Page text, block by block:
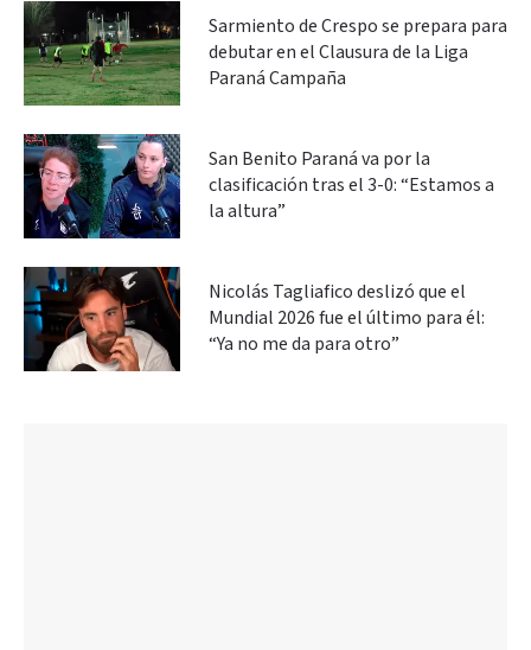
Sarmiento de Crespo se prepara para
debutar en el Clausura de la Liga
Paraná Campaña
San Benito Paraná va por la
clasificación tras el 3-0: “Estamos a
la altura”
Nicolás Tagliafico deslizó que el
Mundial 2026 fue el último para él:
“Ya no me da para otro”